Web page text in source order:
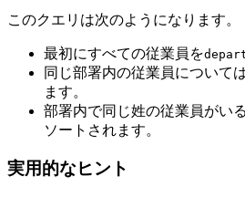
このクエリは次のようになります。
最初にすべての従業員を
同じ部署内の従業員については
ます。
部署内で同じ姓の従業員がい
ソートされます。
実用的なヒント